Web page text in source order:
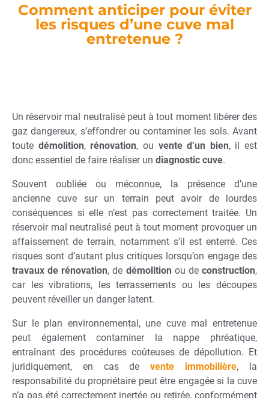
Comment anticiper pour éviter
les risques d’une cuve mal
entretenue ?
Un réservoir mal neutralisé peut à tout moment libérer des
gaz dangereux, s’effondrer ou contaminer les sols. Avant
toute démolition, rénovation, ou vente d’un bien, il est
donc essentiel de faire réaliser un diagnostic cuve.
Souvent oubliée ou méconnue, la présence d’une
ancienne cuve sur un terrain peut avoir de lourdes
conséquences si elle n’est pas correctement traitée. Un
réservoir mal neutralisé peut à tout moment provoquer un
affaissement de terrain, notamment s’il est enterré. Ces
risques sont d’autant plus critiques lorsqu’on engage des
travaux de rénovation, de démolition ou deconstruction,
car les vibrations, les terrassements ou les découpes
peuvent réveiller un danger latent.
Sur le plan environnemental, une cuve mal entretenue
peut également contaminer la nappe phréatique,
entraînant des procédures coûteuses de dépollution. Et
juridiquement, en cas devente immobilière, la
responsabilité du propriétaire peut être engagée si la cuve
n’a pas été correctement inertée ou retirée, conformément